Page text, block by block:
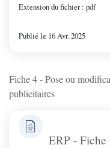
Extension du fichier : pdf
Publié le 16 Avr. 2025
Fiche 4 - Pose ou
publicitaires
ERP - Fiche